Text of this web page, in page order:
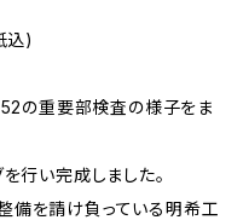
込)
の重要部検査の様子をま
行い完成しました。
備を請け負っている明希工